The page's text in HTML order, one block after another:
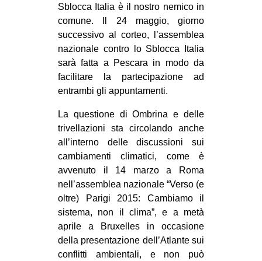
Sblocca Italia è il nostro nemico in
comune. Il 24 maggio, giorno
successivo al corteo, l’assemblea
nazionale contro lo Sblocca Italia
sarà fatta a Pescara in modo da
facilitare la partecipazione ad
entrambi gli appuntamenti.
La questione di Ombrina e delle
trivellazioni sta circolando anche
all’interno delle discussioni sui
cambiamenti climatici, come è
avvenuto il 14 marzo a Roma
nell’assemblea nazionale “Verso (e
oltre) Parigi 2015: Cambiamo il
sistema, non il clima”, e a metà
aprile a Bruxelles in occasione
della presentazione dell’Atlante sui
conflitti ambientali, e non può